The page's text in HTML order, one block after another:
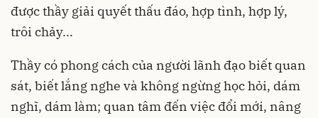
được thầy giải quyết thấu đáo, hợp tình, hợp lý,
trôi chảy...
Thầy có phong cách của người lãnh đạo biết quan
sát, biết lắng nghe và không ngừng học hỏi, dám
nghĩ, dám làm; quan tâm đến việc đổi mới, nâng